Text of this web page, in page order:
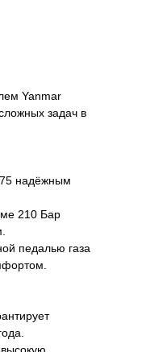
Yanmar
задач в
надёжным
210 Бар
педалью газа